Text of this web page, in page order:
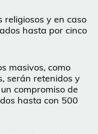
religiosos y en caso
hasta por cinco
masivos, como
serán retenidos y
compromiso de
hasta con 500